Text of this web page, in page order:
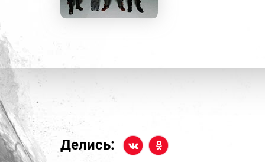
Делись: